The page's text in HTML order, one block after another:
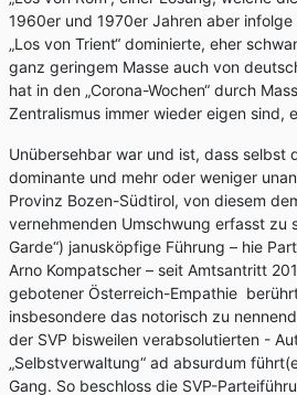
1960er und 1970er Jahren aber
„Los von Trient“ dominierte, eher
ganz geringem Masse auch von
hat in den „Corona-Wochen“ durch
Zentralismus immer wieder eigen sind,
Unübersehbar war und ist, dass selbst
dominante und mehr oder weniger
Provinz Bozen-Südtirol, von diesem
vernehmenden Umschwung erfasst zu
Garde“) janusköpfige Führung – hie
Arno Kompatscher – seit Amtsantritt
gebotener Österreich-Empathie
insbesondere das notorisch zu
der SVP bisweilen verabsolutierten -
„Selbstverwaltung“ ad absurdum
Gang. So beschloss die SVP-